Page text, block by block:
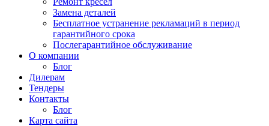
Замена деталей
Бесплатное устранение рекламаций в период
гарантийного срока
Послегарантийное обслуживание
О компании
Блог
Дилерам
Тендеры
Контакты
Блог
Карта сайта